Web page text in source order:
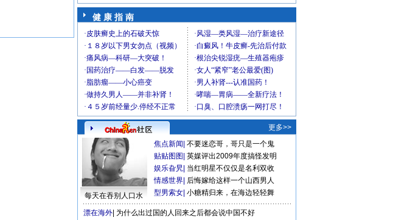
健 康 指 南
更多>>
每天在吞别人口水
焦点新闻 不要迷恋哥，哥只是一个鬼
贴贴图图 英媒评出2009年度搞怪发明
娱乐旮旯 当红明星不仅仅是名利双收
情感世界 后悔嫁给这样一个山西男人
型男索女 小糖精归来，在海边轻轻舞
漂在海外 为什么出过国的人回来之后都会说中国不好